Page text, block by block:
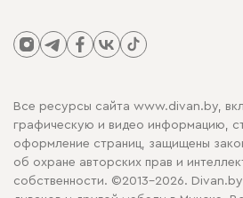
Все ресурсы сайта www.divan.by,
графическую и видео информацию,
оформление страниц, защищены
об охране авторских прав и
собственности. ©2013-2026.